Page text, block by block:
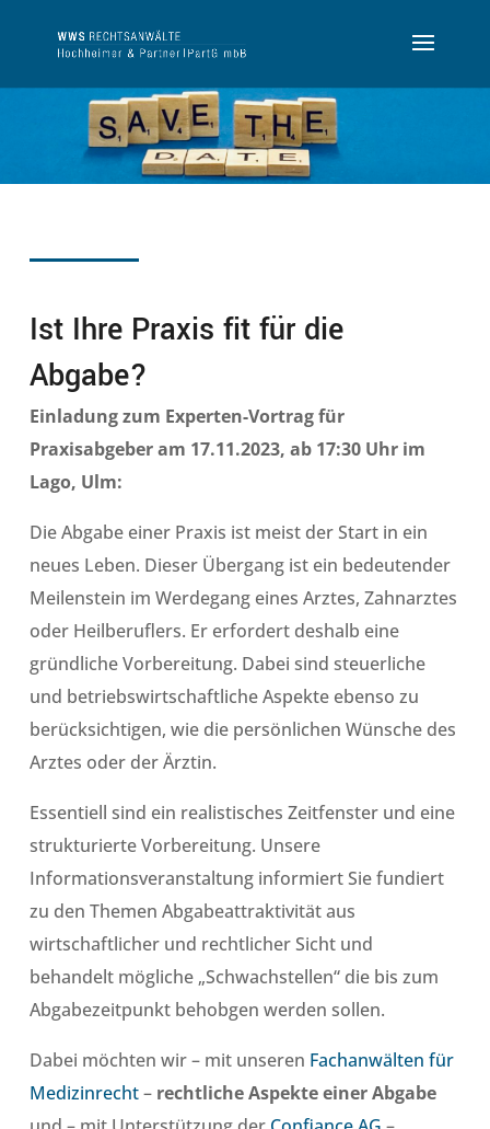
Ist Ihre Praxis fit für die
Abgabe?
Einladung zum Experten-Vortrag für
Praxisabgeber am 17.11.2023, ab 17:30 Uhr im
Lago, Ulm:
Die Abgabe einer Praxis ist meist der Start in ein
neues Leben. Dieser Übergang ist ein bedeutender
Meilenstein im Werdegang eines Arztes, Zahnarztes
oder Heilberuflers. Er erfordert deshalb eine
gründliche Vorbereitung. Dabei sind steuerliche
und betriebswirtschaftliche Aspekte ebenso zu
berücksichtigen, wie die persönlichen Wünsche des
Arztes oder der Ärztin.
Essentiell sind ein realistisches Zeitfenster und eine
strukturierte Vorbereitung. Unsere
Informationsveranstaltung informiert Sie fundiert
zu den Themen Abgabeattraktivität aus
wirtschaftlicher und rechtlicher Sicht und
behandelt mögliche „Schwachstellen“ die bis zum
Abgabezeitpunkt behobgen werden sollen.
Dabei möchten wir – mit unseren Fachanwälten für
Medizinrecht– rechtliche Aspekte einer Abgabe